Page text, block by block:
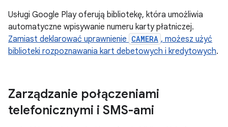
Usługi Google Play oferują bibliotekę, która umożliwia
automatyczne wpisywanie numeru karty płatniczej.
Zamiast deklarować uprawnienie CAMERA , możesz użyć
biblioteki rozpoznawania kart debetowych i kredytowych.
Zarządzanie połączeniami
telefonicznymi i SMS-ami